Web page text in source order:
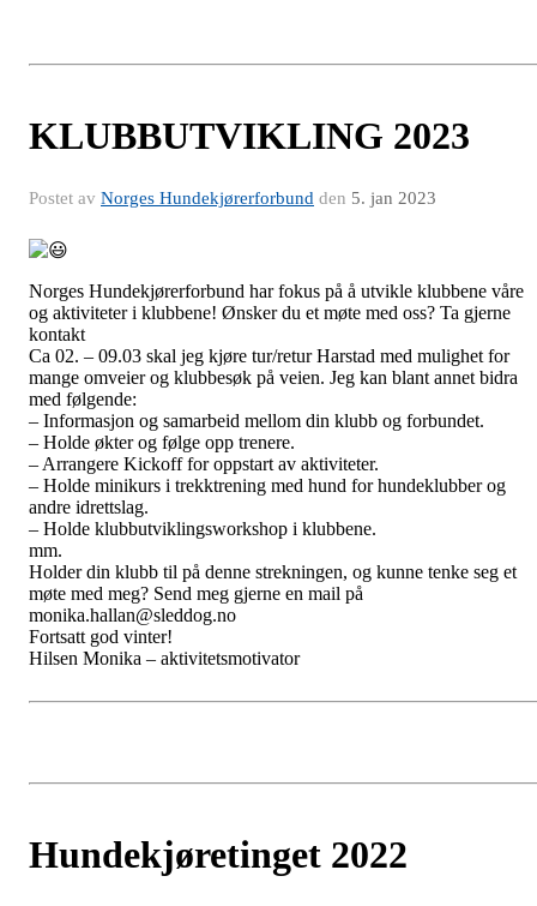
KLUBBUTVIKLING 2023
Postet av Norges Hundekjørerforbund den 5. jan 2023
Norges Hundekjørerforbund har fokus på å utvikle klubbene våre
og aktiviteter i klubbene! Ønsker du et møte med oss? Ta gjerne
kontakt
Ca 02. – 09.03 skal jeg kjøre tur/retur Harstad med mulighet for
mange omveier og klubbesøk på veien. Jeg kan blant annet bidra
med følgende:
– Informasjon og samarbeid mellom din klubb og forbundet.
– Holde økter og følge opp trenere.
– Arrangere Kickoff for oppstart av aktiviteter.
– Holde minikurs i trekktrening med hund for hundeklubber og
andre idrettslag.
– Holde klubbutviklingsworkshop i klubbene.
mm.
Holder din klubb til på denne strekningen, og kunne tenke seg et
møte med meg? Send meg gjerne en mail på
monika.hallan@sleddog.no
Fortsatt god vinter!
Hilsen Monika – aktivitetsmotivator
Hundekjøretinget 2022